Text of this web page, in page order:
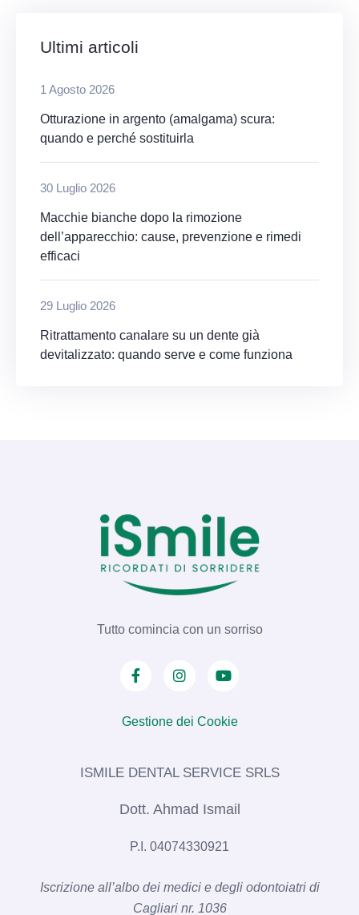
Ultimi articoli
1 Agosto 2026
Otturazione in argento (amalgama) scura:
quando e perché sostituirla
30 Luglio 2026
Macchie bianche dopo la rimozione
dell’apparecchio: cause, prevenzione e rimedi
efficaci
29 Luglio 2026
Ritrattamento canalare su un dente già
devitalizzato: quando serve e come funziona
Tutto comincia con un sorriso
Gestione dei Cookie
ISMILE DENTAL SERVICE SRLS​
Dott. Ahmad Ismail
P.I. 04074330921
Iscrizione all’albo dei medici e degli odontoiatri di
Cagliari nr. 1036​